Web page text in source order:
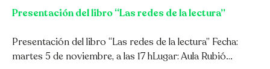
Presentación del libro “Las redes de la lectura”
Presentación del libro “Las redes de la lectura” Fecha:
martes 5 de noviembre, a las 17 hLugar: Aula Rubió…